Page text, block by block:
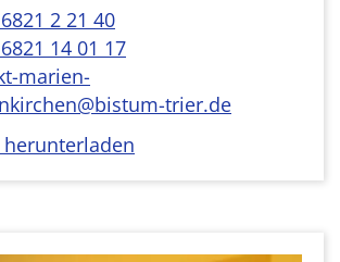
2 21 40
14 01 17
marien-
trier.de